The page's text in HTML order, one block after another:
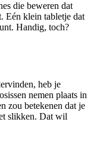
die beweren dat
Eén klein tabletje dat
Handig, toch?
heb je
nemen plaats in
zou betekenen dat je
slikken. Dat wil